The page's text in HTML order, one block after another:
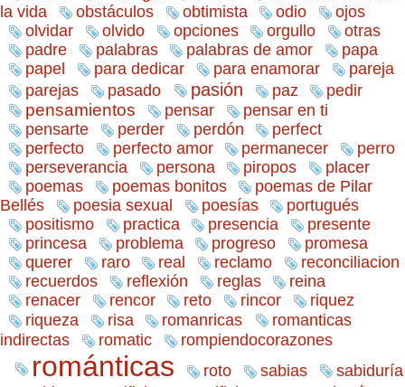
la vida
obstáculos obtimista odio
ojos
olvidar
olvido opciones orgullo
otras
padre
palabras palabras de amor
papa
papel
para dedicar para enamorar
pareja
parejas
pasado pasión paz pedir
pensamientos pensar
pensar en ti
pensarte
perder perdón
perfect
perfecto
perfecto amor permanecer
perro
perseverancia
persona piropos
placer
poemas
poemas bonitos
poemas de Pilar
Bellés
poesia sexual poesías
portugués
positismo
practica presencia
presente
princesa
problema progreso
promesa
querer
raro real reclamo
reconciliacion
recuerdos
reflexión reglas
reina
renacer
rencor reto rincor
riquez
riqueza
risa romanricas
romanticas
indirectas
romatic rompiendocorazones
románticas roto sabias sabiduría